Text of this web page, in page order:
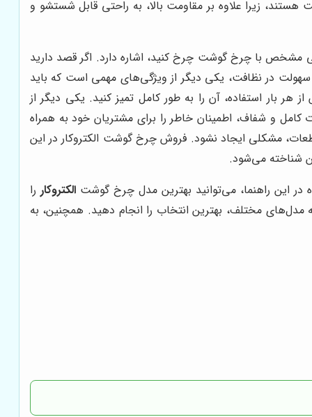
زیرا علاوه بر مقاومت بالا، به راحتی قابل شستشو و
مشخص با چرخ گوشت چرخ کنید، اشاره دارد. اگر قصد دارید
در نظافت، یکی دیگر از ویژگی‌های مهمی است که باید
استفاده، آن را به طور کامل تمیز کنید. یکی دیگر از
کامل و شفاف، اطمینان خاطر را برای مشتریان خود به همراه
قطعات، مشکلی ایجاد نشود. فروش چرخ گوشت الکتروکار در این
شناخته می‌شود.
در این راهنما، می‌توانید بهترین مدل چرخ گوشتالکتروکار را
مدل‌های مختلف، بهترین انتخاب را انجام دهید. همچنین، به